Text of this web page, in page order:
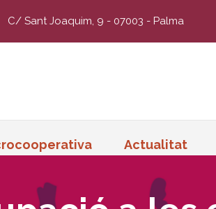
C/ Sant Joaquim, 9 - 07003 - Palma
Actualitat